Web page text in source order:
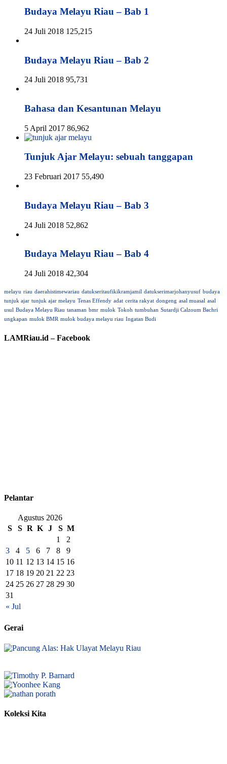
Budaya Melayu Riau – Bab 1
24 Juli 2018 125,215
Budaya Melayu Riau – Bab 2
24 Juli 2018 95,731
Bahasa dan Kesantunan Melayu
5 April 2017 86,962
Tunjuk Ajar Melayu: sebuah tanggapan
23 Februari 2017 55,490
Budaya Melayu Riau – Bab 3
24 Juli 2018 52,862
Budaya Melayu Riau – Bab 4
24 Juli 2018 42,304
melayu riau daerahistimewariau datukseritaufikikramjamil datukserimarjohanyusuf budaya
tunjuk ajar tunjuk ajar melayu Tenas Effendy adat cerita rakyat dongeng asal muasal asal
usul Budaya Melayu Riau tanaman bmr mulok Tokoh tumbuhan Sutardji Calzoum Bachri
ungkapan mulok BMR mulok budaya melayu riau Ingatan Budi
LAMRiau.id – Facebook
Pelantar
Agustus 2026
S
S R K J S M
« Jul
1
2
3
4 5 6 7 8
9
10 11 12 13 14 15 16
17 18 19 20 21 22 23
24 25 26 27 28 29 30
31
Gerai
Koleksi Kita